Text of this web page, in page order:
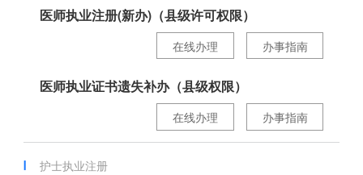
医师执业注册(新办)（县级许可权限）
办事指南
在线办理
医师执业证书遗失补办（县级权限）
办事指南
在线办理
护士执业注册